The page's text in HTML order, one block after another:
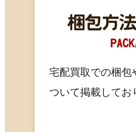
宅配買取での梱包
ついて掲載してお